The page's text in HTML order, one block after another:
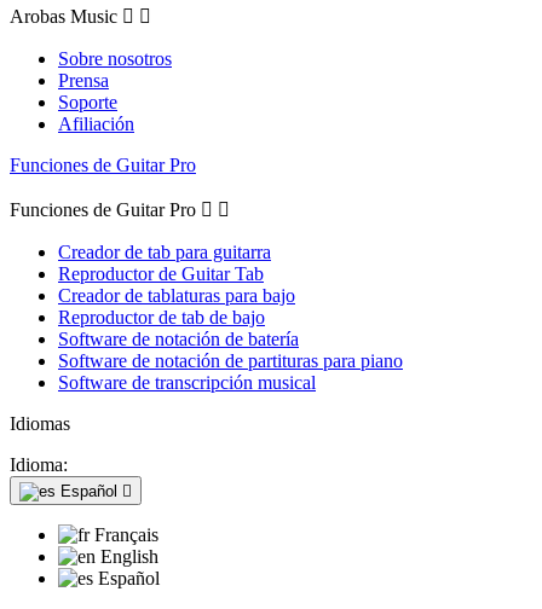
Arobas Music  
Sobre nosotros
Prensa
Soporte
Afiliación
Funciones de Guitar Pro
Funciones de Guitar Pro  
Creador de tab para guitarra
Reproductor de Guitar Tab
Creador de tablaturas para bajo
Reproductor de tab de bajo
Software de notación de batería
Software de notación de partituras para piano
Software de transcripción musical
Idiomas
Idioma:
Español 
Français
English
Español